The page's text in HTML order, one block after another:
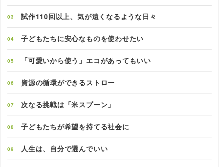
03 試作110回以上、気が遠くなるような日々
04 子どもたちに安心なものを使わせたい
05 「可愛いから使う」エコがあってもいい
06 資源の循環ができるストロー
07 次なる挑戦は「米スプーン」
08 子どもたちが希望を持てる社会に
09 人生は、自分で選んでいい